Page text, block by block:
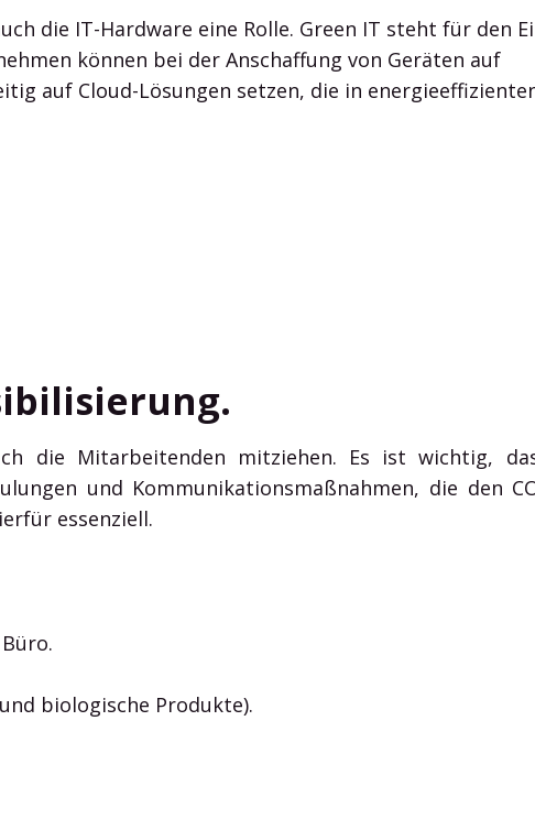
die IT-Hardware eine Rolle. Green IT steht für den
können bei der Anschaffung von Geräten auf
auf Cloud-Lösungen setzen, die in
die Mitarbeitenden mitziehen. Es ist wichtig,
und Kommunikationsmaßnahmen, die den
essenziell.
biologische Produkte).